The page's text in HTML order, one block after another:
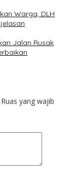
Warga, DLH
Jalan Rusak
Ruas yang wajib